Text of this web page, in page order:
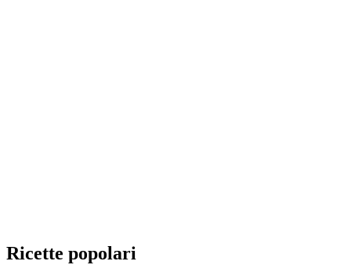
Ricette popolari